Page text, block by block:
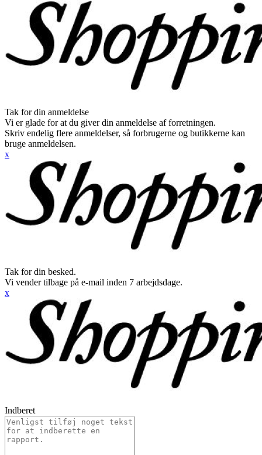
Tak for din anmeldelse
Vi er glade for at du giver din anmeldelse af forretningen.
Skriv endelig flere anmeldelser, så forbrugerne og butikkerne kan
bruge anmeldelsen.
x
Tak for din besked.
Vi vender tilbage på e-mail inden 7 arbejdsdage.
x
Indberet